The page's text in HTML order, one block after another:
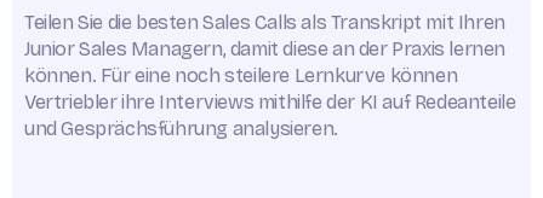
Teilen Sie die besten Sales Calls als Transkript mit Ihren
Junior Sales Managern, damit diese an der Praxis lernen
können. Für eine noch steilere Lernkurve können
Vertriebler ihre Interviews mithilfe der KI auf Redeanteile
und Gesprächsführung analysieren.